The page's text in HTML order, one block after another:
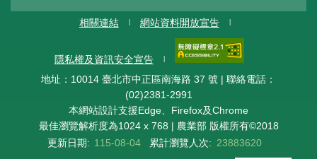
相關連結 網站資料開放宣告
隱私權及資訊安全宣告
地址：10014 臺北市中正區南海路 37 號 | 聯絡電話：
(02)2381-2991
本網站設計支援Edge、Firefox及Chrome
最佳瀏覽解析度為1024 x 768 | 農業部 版權所有©2018
更新日期: 115-08-04 累計瀏覽人次: 23883620